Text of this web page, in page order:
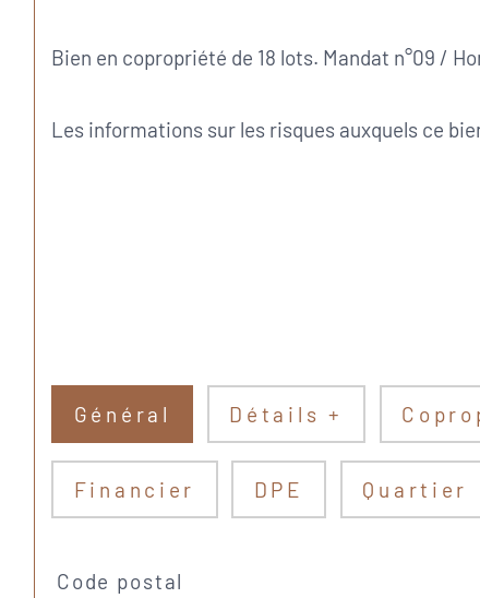
Bien en copropriété de 18 lots. Mandat n°09 /
Les informations sur les risques auxquels ce
Général Détails +
Financier DPE Quartier
TRAD_SIROCCO_Caracteristique
Code postal